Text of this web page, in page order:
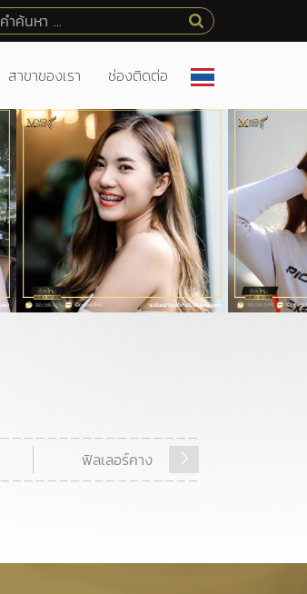
สาขาของเรา ช่องติดต่อ
ฟิลเลอร์คาง